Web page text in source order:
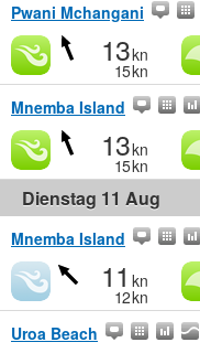
Pwani Mchangani
13kn
15kn
Mnemba Island
13kn
15kn
Dienstag 11 Aug
Mnemba Island
11 kn
12kn
Uroa Beach